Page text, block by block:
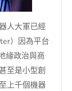
人大軍已經
）因為平台
緣政治與商
至是小型創
上千個機器